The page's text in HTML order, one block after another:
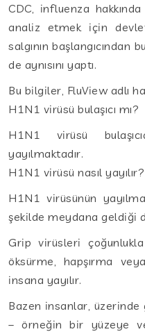
CDC, influenza
analiz etmek için
salgının
de aynısını yaptı.
Bu bilgiler, FluView adlı
H1N1 virüsü bulaşıcı mı?
H1N1 virüsü
yayılmaktadır.
H1N1 virüsü nasıl yayılır?
H1N1 virüsünün
şekilde meydana geldiği
Grip virüsleri
öksürme, hapşırma
insana yayılır.
Bazen insanlar,
– örneğin bir yüzeye